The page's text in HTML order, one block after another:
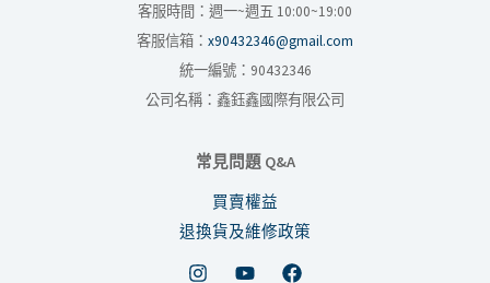
客服時間：週一~週五 10:00~19:00
客服信箱： x90432346@gmail.com
統一編號：90432346
公司名稱：鑫鈺鑫國際有限公司
常見問題 Q&A
買賣權益
退換貨及維修政策